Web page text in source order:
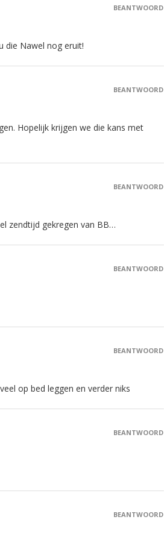
die Nawel nog eruit!
BEANTWOORD
Hopelijk krijgen we die kans met
BEANTWOORD
zendtijd gekregen van BB…
BEANTWOORD
BEANTWOORD
op bed leggen en verder niks
BEANTWOORD
BEANTWOORD
BEANTWOORD